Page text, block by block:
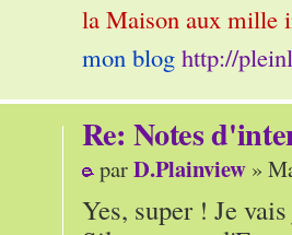
la Maison aux mille
mon blog http://
Re: Notes
parD.Plainview »
Yes, super ! Je